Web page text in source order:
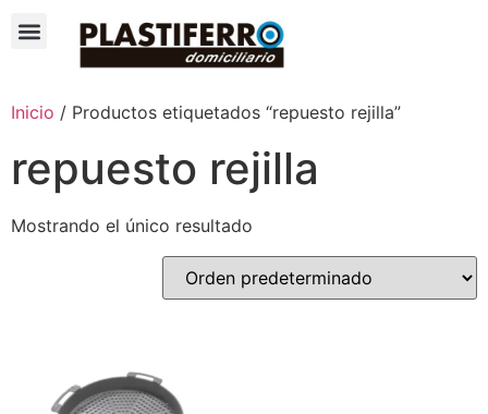
Inicio / Productos etiquetados “repuesto rejilla”
repuesto rejilla
Mostrando el único resultado